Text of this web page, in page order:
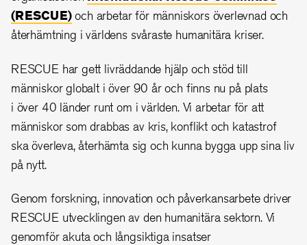
(RESCUE)och arbetar för människors överlevnad och
återhämtning i världens svåraste humanitära kriser.
RESCUE har gett livräddande hjälp och stöd till
människor globalt i över 90 år och finns nu på plats
i över 40 länder runt om i världen. Vi arbetar för att
människor som drabbas av kris, konflikt och katastrof
ska överleva, återhämta sig och kunna bygga upp sina liv
på nytt.
Genom forskning, innovation och påverkansarbete driver
RESCUE utvecklingen av den humanitära sektorn. Vi
genomför akuta och långsiktiga insatser